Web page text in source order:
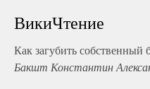
ВикиЧтение
Как загубить
Бакшт Константин